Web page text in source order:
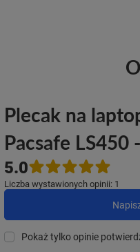
Plecak na
Pacsafe
5.0
Liczba wystawionych opinii: 1
Pokaż tylko opinie